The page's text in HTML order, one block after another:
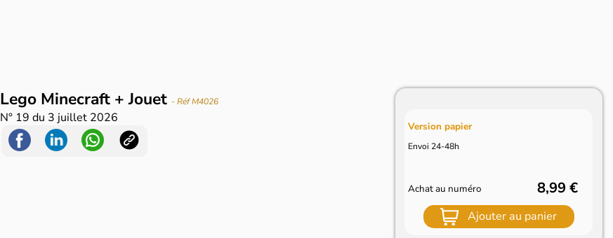
Lego Minecraft + Jouet - Réf M4026
N° 19 du 3 juillet 2026
Version papier
Envoi 24-48h
Achat au numéro 8,99 €
Ajouter au panier